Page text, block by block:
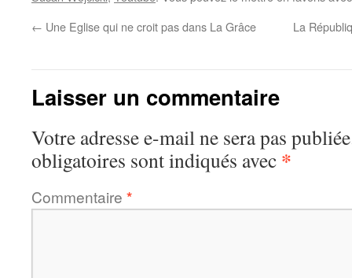
← Une Eglise qui ne croit pas dans La Grâce La
Laisser un commentaire
Votre adresse e-mail ne sera pas
obligatoires sont indiqués avec *
Commentaire *